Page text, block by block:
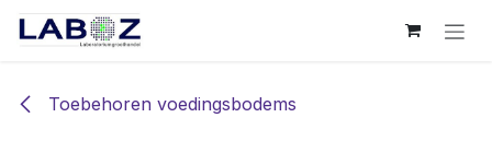
Overslaan naar inhoud
Toebehoren voedingsbodems